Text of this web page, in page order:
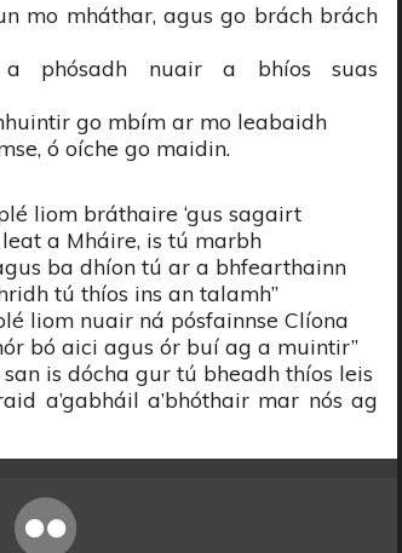
mo mháthar, agus go brách brách
phósadh nuair a bhíos suas
go mbím ar mo leabaidh
ó oíche go maidin.
liom bráthaire ‘gus sagairt
a Mháire, is tú marbh
ba dhíon tú ar a bhfearthainn
tú thíos ins an talamh”
liom nuair ná pósfainnse Clíona
bó aici agus ór buí ag a muintir”
is dócha gur tú bheadh thíos leis
a’gabháil a’bhóthair mar nós ag